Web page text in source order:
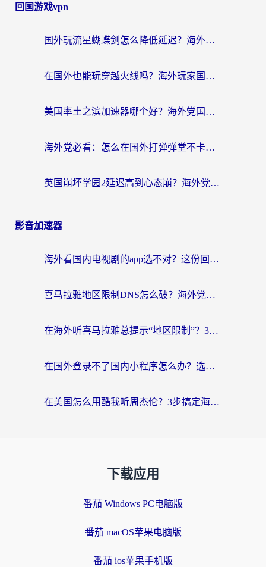
回国游戏vpn
国外玩流星蝴蝶剑怎么降低延迟？海外党必看的加速秘籍（含欧洲鸣潮&彩虹岛优化攻略）
在国外也能玩穿越火线吗？海外玩家国服游戏畅玩终极指南
美国率土之滨加速器哪个好？海外党国服游戏畅玩终极指南（附多游戏解决方案）
海外党必看：怎么在国外打弹弹堂不卡？番茄加速器亲测指南
英国崩坏学园2延迟高到心态崩？海外党国服游戏加速终极指南
影音加速器
海外看国内电视剧的app选不对？这份回国加速器避坑指南帮你流畅追剧
喜马拉雅地区限制DNS怎么破？海外党听国内音乐听书的终极解决方案
在海外听喜马拉雅总提示“地区限制”？3步轻松解除+听国内音乐全攻略
在国外登录不了国内小程序怎么办？选对回国加速器，轻松解锁国内资源
在美国怎么用酷我听周杰伦？3步搞定海外听歌难题
下载应用
番茄 Windows PC电脑版
番茄 macOS苹果电脑版
番茄 ios苹果手机版